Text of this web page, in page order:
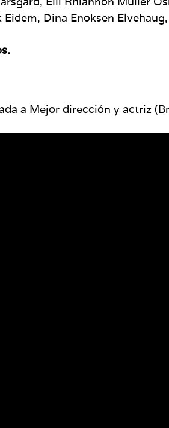
Dina Enoksen
a Mejor dirección y actriz